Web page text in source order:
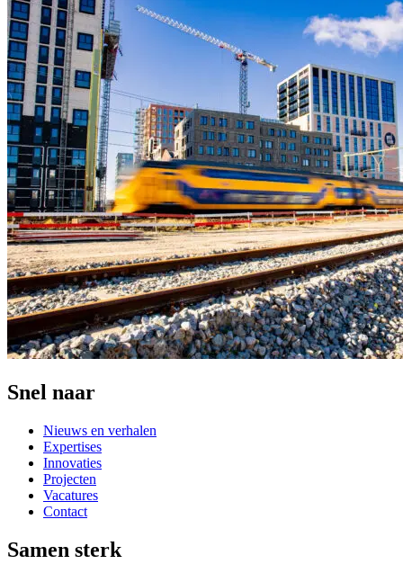
Snel naar
Nieuws en verhalen
Expertises
Innovaties
Projecten
Vacatures
Contact
Samen sterk